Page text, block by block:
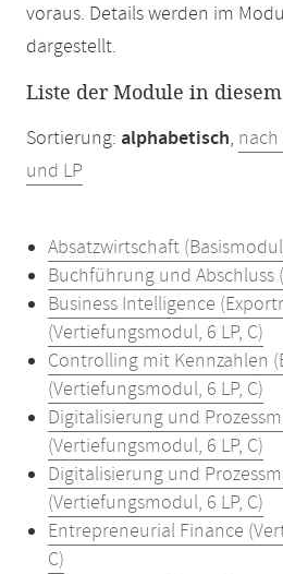
voraus. Details werden im
dargestellt.
Liste der Module in
Sortierung: alphabetisch,
und LP
Absatzwirtschaft
Buchführung und Abschluss
Business Intelligence
(Vertiefungsmodul, 6 LP, C)
Controlling mit Kennzahlen
(Vertiefungsmodul, 6 LP, C)
Digitalisierung und
(Vertiefungsmodul, 6 LP, C)
Digitalisierung und
(Vertiefungsmodul, 6 LP, C)
Entrepreneurial Finance
C)